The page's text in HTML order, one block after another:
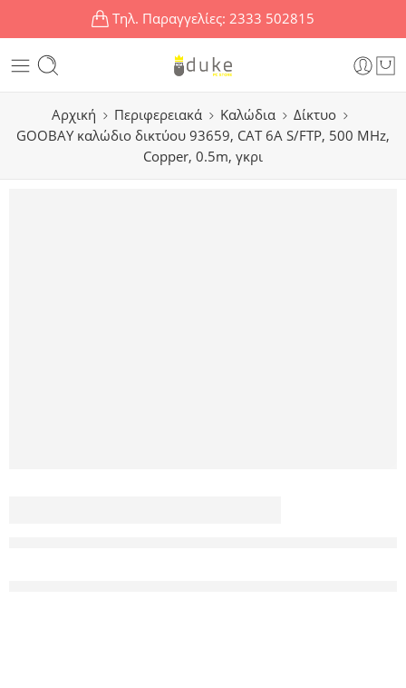
Τηλ. Παραγγελίες: 2333 502815
Αρχική Περιφερειακά Καλώδια
Δίκτυο
GOOBAY καλώδιο δικτύου 93659, CAT 6A S/FTP, 500 MHz,
Copper, 0.5m, γκρι